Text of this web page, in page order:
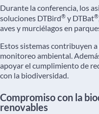
Durante la conferencia, los
soluciones DTBird® y DTBat®
aves y murciélagos en
Estos sistemas contribuyen
monitoreo ambiental.
apoyar el cumplimiento de
con la biodiversidad.
Compromiso con la
renovables